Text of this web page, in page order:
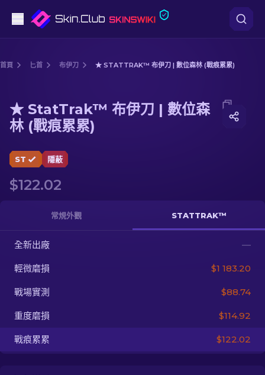
步槍
匕首
ZH-TW
首頁 匕首 布伊刀 ★ STATTRAK™ 布伊刀 | 數位森林 (戰痕累累)
Media of ★ StatTrak™ 布伊刀 | 數位森林 (戰痕累累)
★ StatTrak™ 布伊刀 | 數位森
林 (戰痕累累)
ST 隱蔽
$122.02
常規外觀 STATTRAK™
全新出廠 —
輕微磨損 $1 183.20
戰場實測 $88.74
重度磨損 $114.92
戰痕累累 $122.02